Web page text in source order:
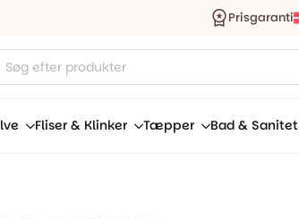
Prisgaranti
Fliser & Klinker Tæpper Bad & Sanitet